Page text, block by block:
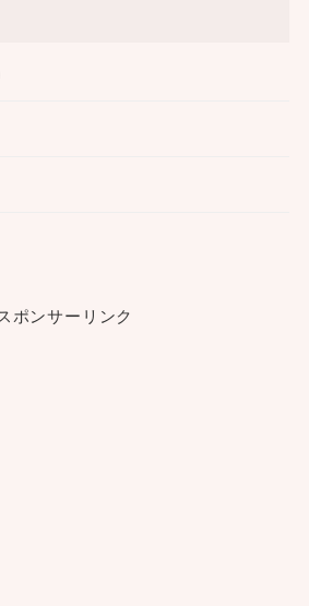
ポンサーリンク